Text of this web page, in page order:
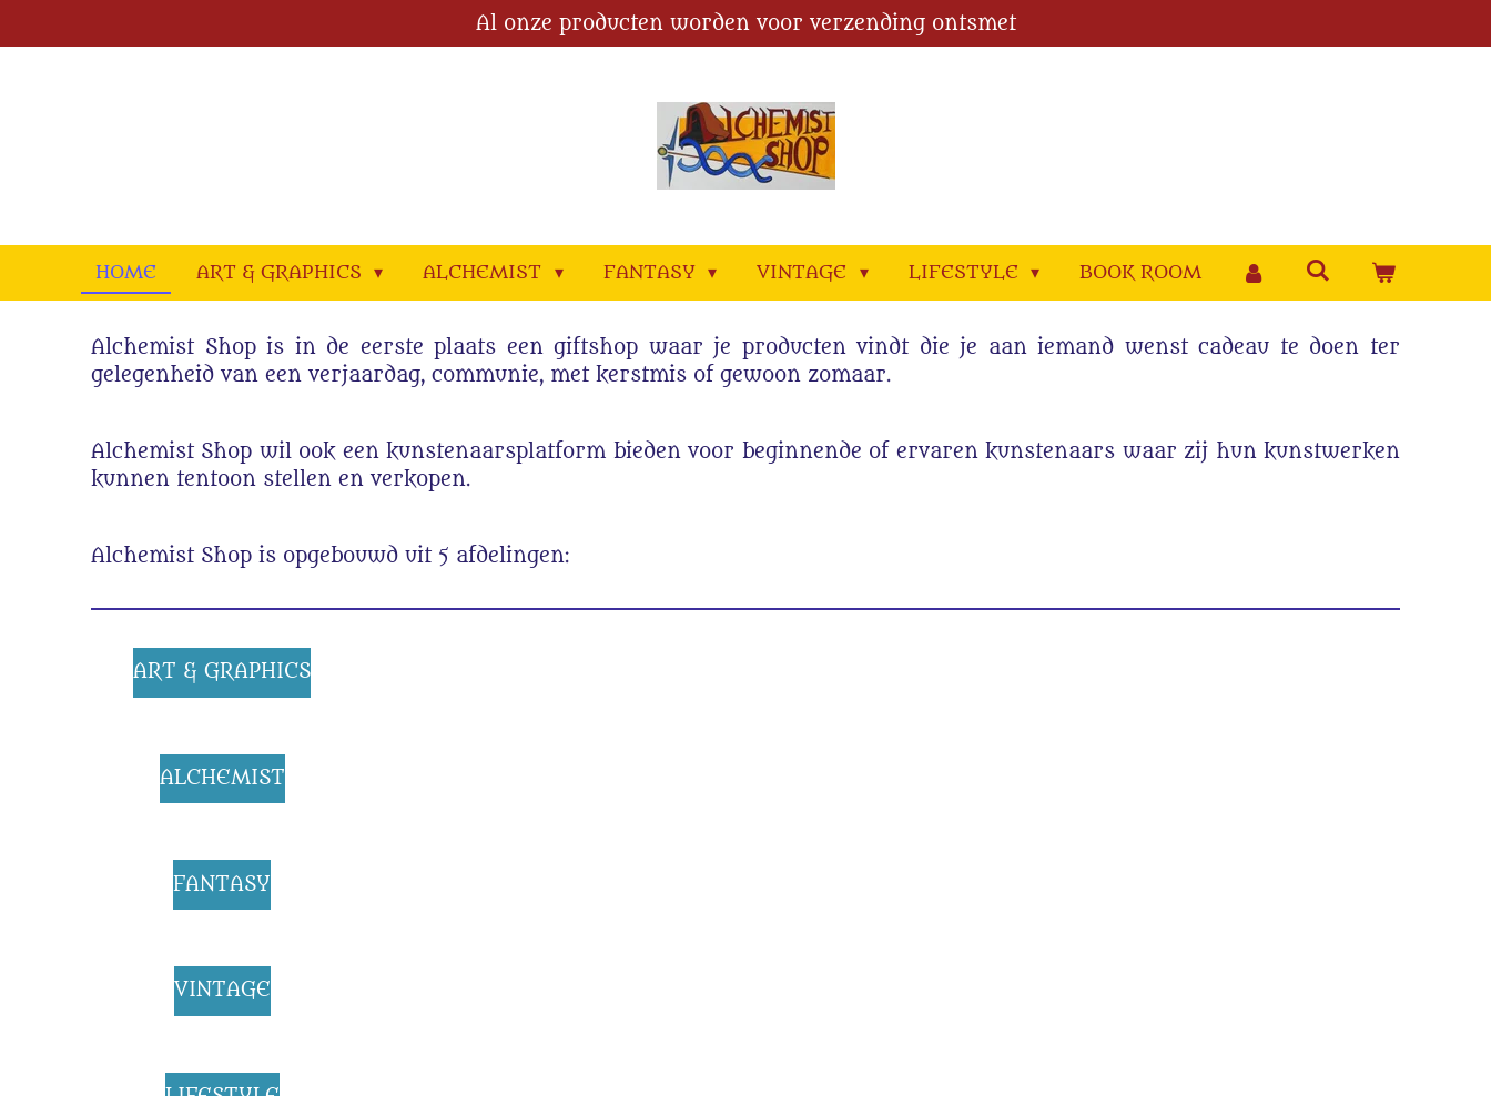
direct
Al onze producten worden voor verzending ontsmet
HOME ART & GRAPHICS ALCHEMIST FANTASY VINTAGE LIFESTYLE BOOK ROOM
Alchemist Shop is in de eerste plaats een giftshop waar je producten vindt die je aan iemand wenst cadeau te doen ter
gelegenheid van een verjaardag, communie, met kerstmis of gewoon zomaar.
Alchemist Shop wil ook een kunstenaarsplatform bieden voor beginnende of ervaren kunstenaars waar zij hun kunstwerken
kunnen tentoon stellen en verkopen.
Alchemist Shop is opgebouwd uit 5 afdelingen:
ART & GRAPHICS
ALCHEMIST
FANTASY
VINTAGE